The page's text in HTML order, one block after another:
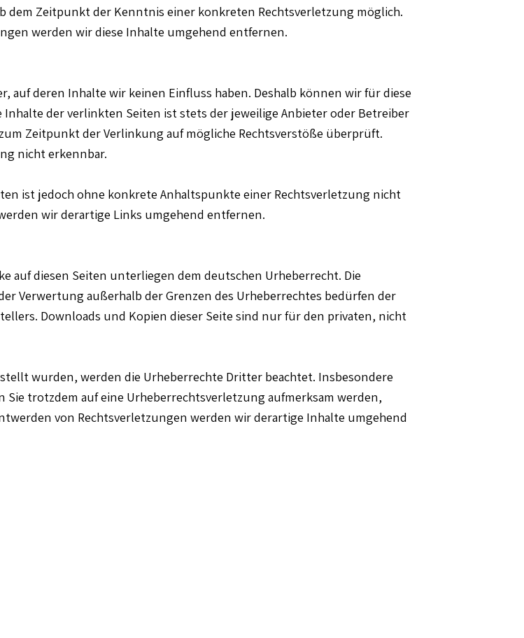
dem Zeitpunkt der Kenntnis einer konkreten Rechtsverletzung möglich.
werden wir diese Inhalte umgehend entfernen.
auf deren Inhalte wir keinen Einfluss haben. Deshalb können wir für diese
der verlinkten Seiten ist stets der jeweilige Anbieter oder Betreiber
Zeitpunkt der Verlinkung auf mögliche Rechtsverstöße überprüft.
nicht erkennbar.
ist jedoch ohne konkrete Anhaltspunkte einer Rechtsverletzung nicht
wir derartige Links umgehend entfernen.
auf diesen Seiten unterliegen dem deutschen Urheberrecht. Die
Verwertung außerhalb der Grenzen des Urheberrechtes bedürfen der
Downloads und Kopien dieser Seite sind nur für den privaten, nicht
wurden, werden die Urheberrechte Dritter beachtet. Insbesondere
trotzdem auf eine Urheberrechtsverletzung aufmerksam werden,
von Rechtsverletzungen werden wir derartige Inhalte umgehend